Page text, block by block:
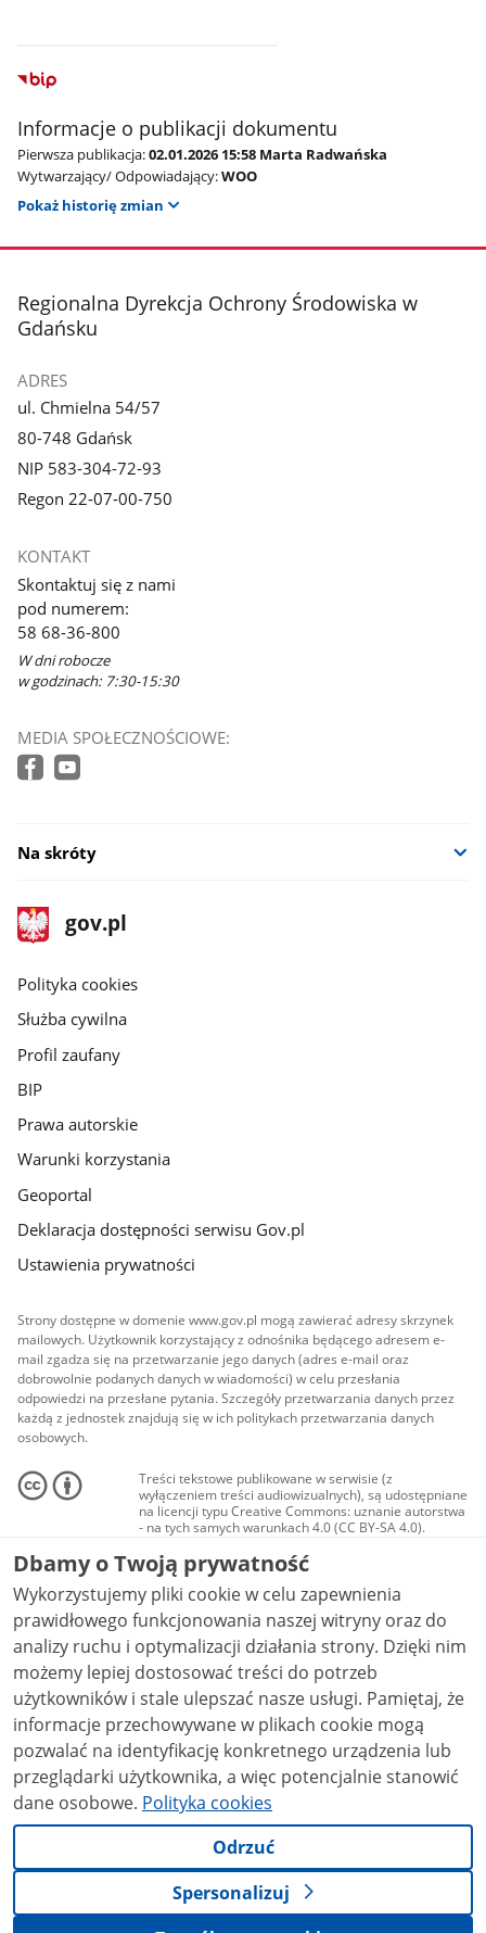
Informacje o publikacji dokumentu
Pierwsza publikacja:02.01.2026 15:58 Marta Radwańska
Wytwarzający/ Odpowiadający:WOO
Pokaż historię zmian
stopka
Regionalna Dyrekcja Ochrony Środowiska w
Gdańsku
ADRES
ul. Chmielna 54/57
80-748 Gdańsk
NIP 583-304-72-93
Regon 22-07-00-750
KONTAKT
Skontaktuj się z nami
pod numerem:
58 68-36-800
W dni robocze
w godzinach: 7:30-15:30
MEDIA SPOŁECZNOŚCIOWE:
Na skróty
stopka
gov.pl
Strona
gov.pl
gov.pl
Polityka cookies
Służba cywilna
Profil zaufany
BIP
Prawa autorskie
Warunki korzystania
Geoportal
Deklaracja dostępności serwisu Gov.pl
Ustawienia prywatności
Strony dostępne w domenie www.gov.pl mogą zawierać adresy skrzynek
mailowych. Użytkownik korzystający z odnośnika będącego adresem e-
mail zgadza się na przetwarzanie jego danych (adres e-mail oraz
dobrowolnie podanych danych w wiadomości) w celu przesłania
odpowiedzi na przesłane pytania. Szczegóły przetwarzania danych przez
każdą z jednostek znajdują się w ich politykach przetwarzania danych
osobowych.
Treści tekstowe publikowane w serwisie (z
wyłączeniem treści audiowizualnych), są udostępniane
na licencji typu Creative Commons: uznanie autorstwa
- na tych samych warunkach 4.0 (CC BY-SA 4.0).
Materiały audiowizualne, w tym zdjęcia, materiały
audio i wideo, są udostępniane na licencji typu
Creative Commons: uznanie autorstwa użycie
niekomercyjne - bez utworów zależnych 4.0 (CC BY-
NC-ND 4.0), o ile nie jest to stwierdzone inaczej.
Dbamy o Twoją prywatność
Wykorzystujemy pliki cookie w celu zapewnienia
prawidłowego funkcjonowania naszej witryny oraz do
analizy ruchu i optymalizacji działania strony. Dzięki nim
możemy lepiej dostosować treści do potrzeb
użytkowników i stale ulepszać nasze usługi. Pamiętaj, że
informacje przechowywane w plikach cookie mogą
pozwalać na identyfikację konkretnego urządzenia lub
przeglądarki użytkownika, a więc potencjalnie stanowić
dane osobowe. Polityka cookies
Odrzuć
Spersonalizuj